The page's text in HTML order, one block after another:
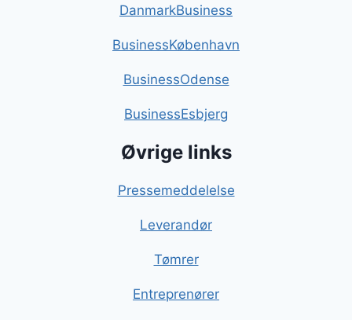
DanmarkBusiness
BusinessKøbenhavn
BusinessOdense
BusinessEsbjerg
Øvrige links
Pressemeddelelse
Leverandør
Tømrer
Entreprenører